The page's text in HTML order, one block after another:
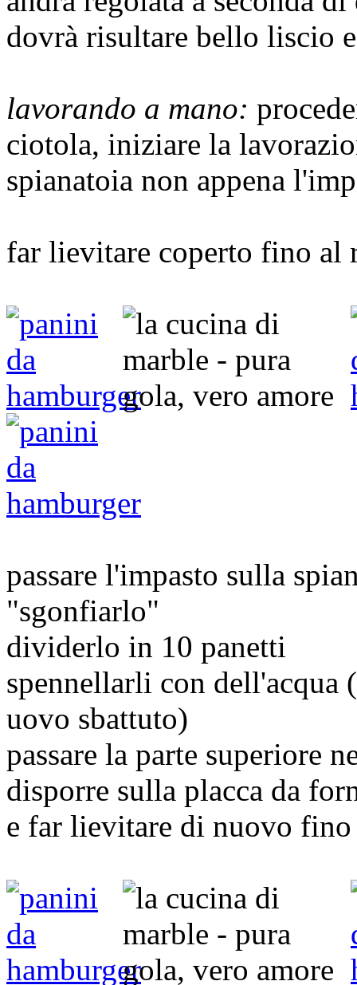
dovrà risultare bello liscio
lavorando a mano:
ciotola, iniziare la
spianatoia non appena
far lievitare coperto fino al
passare l'impasto sulla
"sgonfiarlo"
dividerlo in 10 panetti
spennellarli con
uovo sbattuto)
passare la parte superiore
disporre sulla placca da
e far lievitare di nuovo